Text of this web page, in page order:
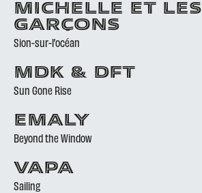
MICHELLE ET LES
GARÇONS
Sion-sur-l’océan
MDK & DFT
Sun Gone Rise
EMALY
Beyond the Window
VAPA
Sailing